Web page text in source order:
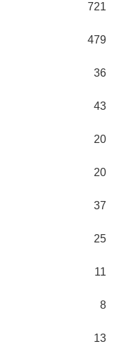
721
479
36
43
20
20
37
25
11
8
13